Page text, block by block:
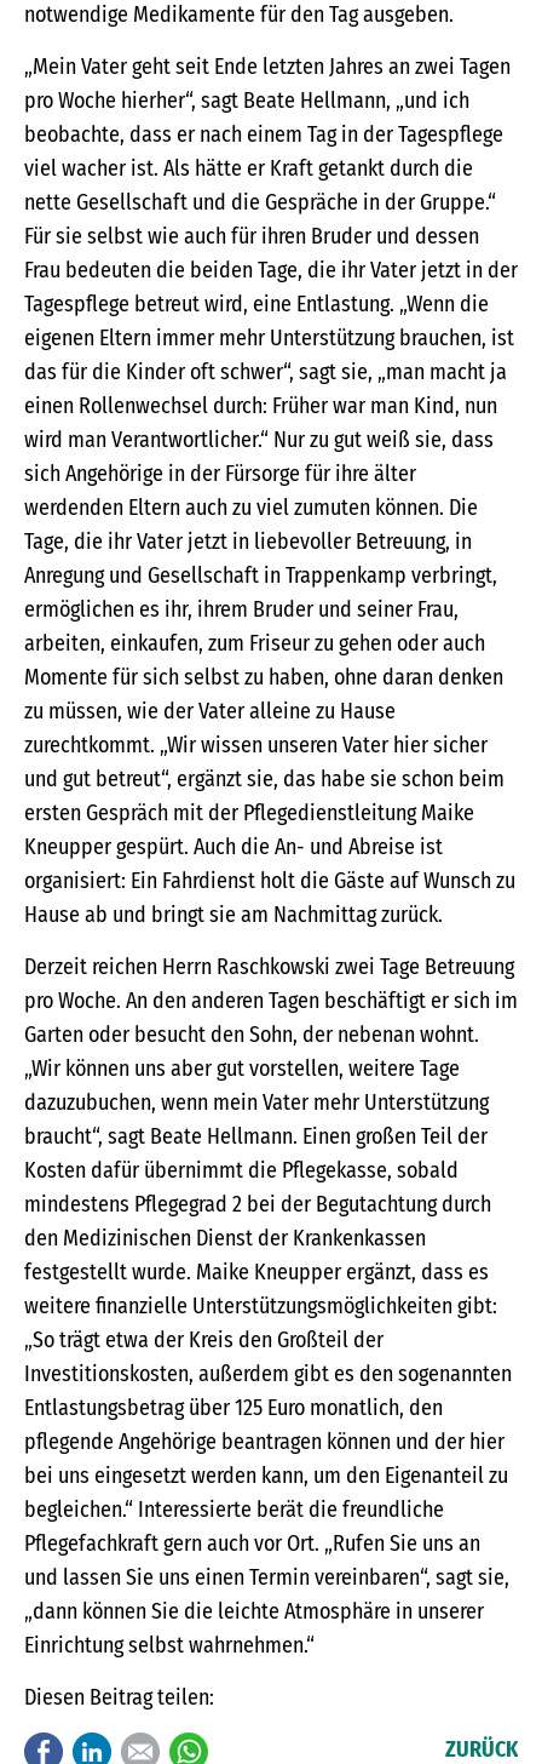
notwendige Medikamente für den Tag ausgeben.
„Mein Vater geht seit Ende letzten Jahres an zwei Tagen
pro Woche hierher“, sagt Beate Hellmann, „und ich
beobachte, dass er nach einem Tag in der Tagespflege
viel wacher ist. Als hätte er Kraft getankt durch die
nette Gesellschaft und die Gespräche in der Gruppe.“
Für sie selbst wie auch für ihren Bruder und dessen
Frau bedeuten die beiden Tage, die ihr Vater jetzt in der
Tagespflege betreut wird, eine Entlastung. „Wenn die
eigenen Eltern immer mehr Unterstützung brauchen, ist
das für die Kinder oft schwer“, sagt sie, „man macht ja
einen Rollenwechsel durch: Früher war man Kind, nun
wird man Verantwortlicher.“ Nur zu gut weiß sie, dass
sich Angehörige in der Fürsorge für ihre älter
werdenden Eltern auch zu viel zumuten können. Die
Tage, die ihr Vater jetzt in liebevoller Betreuung, in
Anregung und Gesellschaft in Trappenkamp verbringt,
ermöglichen es ihr, ihrem Bruder und seiner Frau,
arbeiten, einkaufen, zum Friseur zu gehen oder auch
Momente für sich selbst zu haben, ohne daran denken
zu müssen, wie der Vater alleine zu Hause
zurechtkommt. „Wir wissen unseren Vater hier sicher
und gut betreut“, ergänzt sie, das habe sie schon beim
ersten Gespräch mit der Pflegedienstleitung Maike
Kneupper gespürt. Auch die An- und Abreise ist
organisiert: Ein Fahrdienst holt die Gäste auf Wunsch zu
Hause ab und bringt sie am Nachmittag zurück.
Derzeit reichen Herrn Raschkowski zwei Tage Betreuung
pro Woche. An den anderen Tagen beschäftigt er sich im
Garten oder besucht den Sohn, der nebenan wohnt.
„Wir können uns aber gut vorstellen, weitere Tage
dazuzubuchen, wenn mein Vater mehr Unterstützung
braucht“, sagt Beate Hellmann. Einen großen Teil der
Kosten dafür übernimmt die Pflegekasse, sobald
mindestens Pflegegrad 2 bei der Begutachtung durch
den Medizinischen Dienst der Krankenkassen
festgestellt wurde. Maike Kneupper ergänzt, dass es
weitere finanzielle Unterstützungsmöglichkeiten gibt:
„So trägt etwa der Kreis den Großteil der
Investitionskosten, außerdem gibt es den sogenannten
Entlastungsbetrag über 125 Euro monatlich, den
pflegende Angehörige beantragen können und der hier
bei uns eingesetzt werden kann, um den Eigenanteil zu
begleichen.“ Interessierte berät die freundliche
Pflegefachkraft gern auch vor Ort. „Rufen Sie uns an
und lassen Sie uns einen Termin vereinbaren“, sagt sie,
„dann können Sie die leichte Atmosphäre in unserer
Einrichtung selbst wahrnehmen.“
Diesen Beitrag teilen:
FacebookLinkedInE-mail ZURÜCK